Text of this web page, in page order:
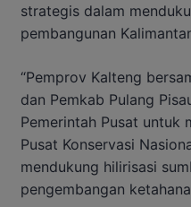
strategis dalam
pembangunan
“Pemprov Kalteng
dan Pemkab Pulang
Pemerintah Pusat untuk
Pusat Konservasi
mendukung hilirisasi
pengembangan